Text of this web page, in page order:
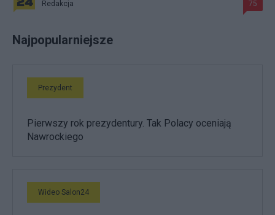
Redakcja 75
Najpopularniejsze
Prezydent
Pierwszy rok prezydentury. Tak Polacy oceniają
Nawrockiego
Wideo Salon24